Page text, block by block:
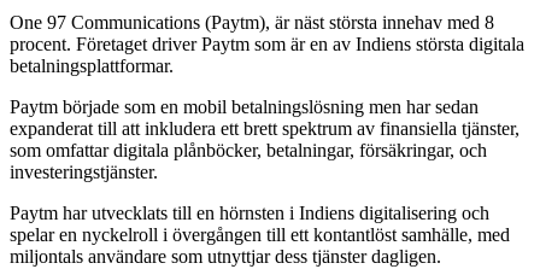
One 97 Communications (Paytm), är näst största innehav med 8
procent. Företaget driver Paytm som är en av Indiens största digitala
betalningsplattformar.
Paytm började som en mobil betalningslösning men har sedan
expanderat till att inkludera ett brett spektrum av finansiella tjänster,
som omfattar digitala plånböcker, betalningar, försäkringar, och
investeringstjänster.
Paytm har utvecklats till en hörnsten i Indiens digitalisering och
spelar en nyckelroll i övergången till ett kontantlöst samhälle, med
miljontals användare som utnyttjar dess tjänster dagligen.